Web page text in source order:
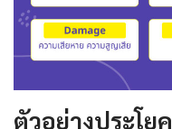
ตัวอย่างประโ